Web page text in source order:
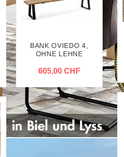
BANK OVIEDO 4,
OHNE LEHNE
605,00 CHF